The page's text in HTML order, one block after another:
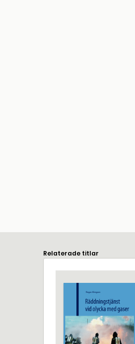
Relaterade titlar